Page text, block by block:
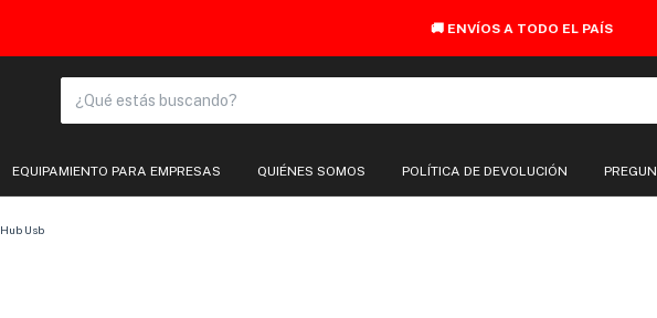
🚚 ENVÍOS A TODO EL PAÍS
EQUIPAMIENTO PARA EMPRESAS QUIÉNES SOMOS POLÍTICA DE DEVOLUCIÓN
Hub Usb